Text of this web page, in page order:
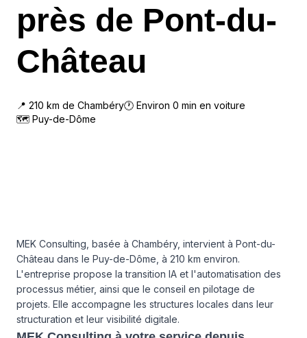
près de Pont-du-
Château
📍 210 km de Chambéry🕐 Environ 0 min en voiture
🗺 Puy-de-Dôme
MEK Consulting, basée à Chambéry, intervient à Pont-du-
Château dans le Puy-de-Dôme, à 210 km environ.
L'entreprise propose la transition IA et l'automatisation des
processus métier, ainsi que le conseil en pilotage de
projets. Elle accompagne les structures locales dans leur
structuration et leur visibilité digitale.